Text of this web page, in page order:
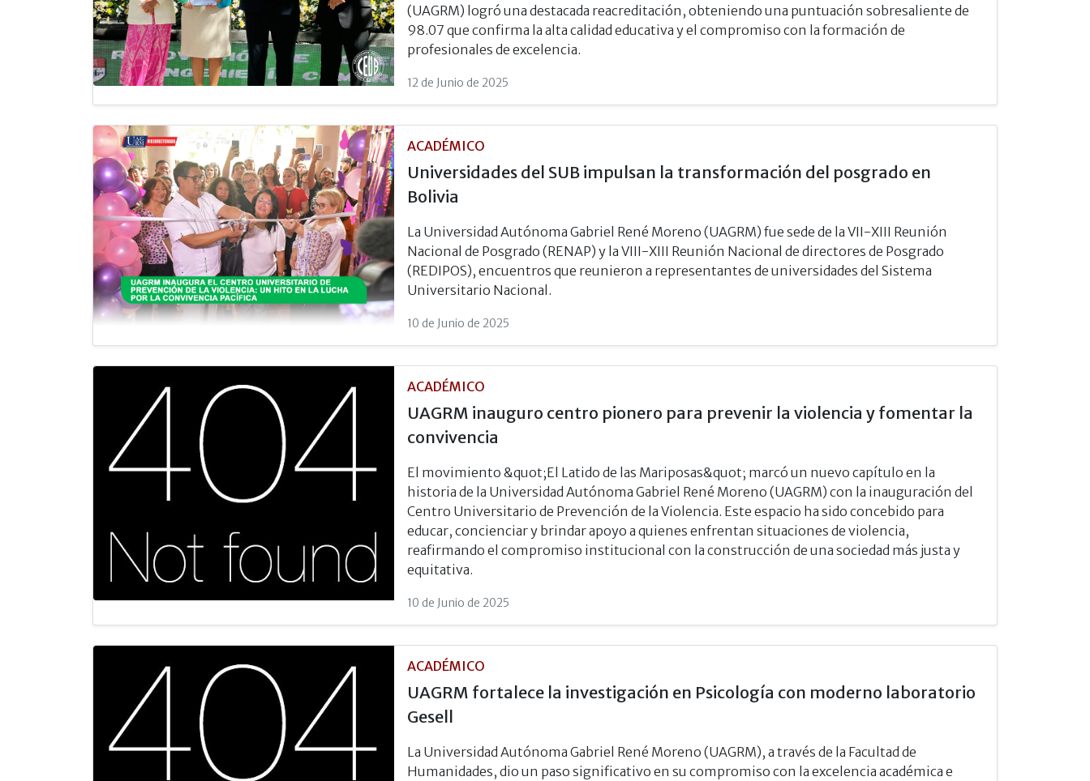
(UAGRM) logró una destacada reacreditación, obteniendo una puntuación sobresaliente de
98.07 que confirma la alta calidad educativa y el compromiso con la formación de
profesionales de excelencia.
12 de Junio de 2025
ACADÉMICO
Universidades del SUB impulsan la transformación del posgrado en
Bolivia
La Universidad Autónoma Gabriel René Moreno (UAGRM) fue sede de la VII-XIII Reunión
Nacional de Posgrado (RENAP) y la VIII-XIII Reunión Nacional de directores de Posgrado
(REDIPOS), encuentros que reunieron a representantes de universidades del Sistema
Universitario Nacional.
10 de Junio de 2025
ACADÉMICO
UAGRM inauguro centro pionero para prevenir la violencia y fomentar la
convivencia
El movimiento &quot;El Latido de las Mariposas&quot; marcó un nuevo capítulo en la
historia de la Universidad Autónoma Gabriel René Moreno (UAGRM) con la inauguración del
Centro Universitario de Prevención de la Violencia. Este espacio ha sido concebido para
educar, concienciar y brindar apoyo a quienes enfrentan situaciones de violencia,
reafirmando el compromiso institucional con la construcción de una sociedad más justa y
equitativa.
10 de Junio de 2025
ACADÉMICO
UAGRM fortalece la investigación en Psicología con moderno laboratorio
Gesell
La Universidad Autónoma Gabriel René Moreno (UAGRM), a través de la Facultad de
Humanidades, dio un paso significativo en su compromiso con la excelencia académica e